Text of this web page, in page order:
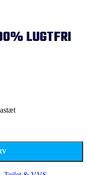
LUGTFRI